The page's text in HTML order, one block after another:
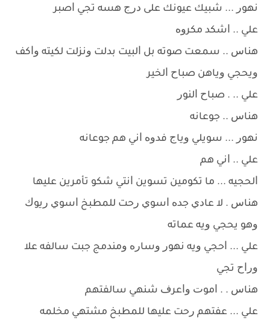
ﻧﻬﻮﺭ ... ﺷﺒﻴﻚ ﻋﻴﻮﻧﻚ ﻋﻠﻰ ﺩﺭﺝ ﻫﺴﻪ ﺗﺠﻲ ﺍﺻﺒﺮ
ﻋﻠﻲ .. ﺍﺷﻜﺪ ﻣﻜﺮﻭﻩ
ﻫﻨﺎﺱ .. ﺳﻤﻌﺖ ﺻﻮﺗﻪ ﺑﻞ ﺍﻟﺒﻴﺖ ﺑﺪﻟﺖ ﻭﻧﺰﻟﺖ ﻟﻜﻴﺘﻪ ﻭﺍﻛﻒ
ﻭﻳﺤﺠﻲ ﻭﻳﺎﻫﻦ ﺻﺒﺎﺡ ﺍﻟﺨﻴﺮ
ﻋﻠﻲ .. . ﺻﺒﺎﺡ ﺍﻟﻨﻮﺭ
ﻫﻨﺎﺱ .. ﺟﻮﻋﺎﻧﻪ
ﻧﻬﻮﺭ ... ﺳﻮﻳﻠﻲ ﻭﻳﺎﺝ ﻓﺪﻭﻩ ﺍﻧﻲ ﻫﻢ ﺟﻮﻋﺎﻧﻪ
ﻋﻠﻲ .. ﺍﻧﻲ ﻫﻢ
ﺍﻟﺤﺠﻴﻪ ... ﻣﺎ ﺗﻜﻮﻣﻴﻦ ﺗﺴﻮﻳﻦ ﺍﻧﺘﻲ ﺷﻜﻮ ﺗﺄﻣﺮﻳﻦ ﻋﻠﻴﻬﺎ
ﻫﻨﺎﺱ . ﻻ ﻋﺎﺩﻱ ﺟﺪﻩ ﺍﺳﻮﻱ ﺭﺣﺖ ﻟﻠﻤﻄﺒﺦ ﺍﺳﻮﻱ ﺭﻳﻮﻙ
ﻭﻫﻮ ﻳﺤﺠﻲ ﻭﻳﻪ ﻋﻤﺎﺗﻪ
ﻋﻠﻲ ... ﺍﺣﺠﻲ ﻭﻳﻪ ﻧﻬﻮﺭ ﻭﺳﺎﺭﻩ ﻭﻣﻨﺪﻣﺞ ﺟﺒﺖ ﺳﺎﻟﻔﻪ ﻋﻼ
ﻭﺭﺍﺡ ﺗﺠﻲ
ﻫﻨﺎﺱ . . ﺍﻣﻮﺕ ﻭﺍﻋﺮﻑ ﺷﻨﻬﻲ ﺳﺎﻟﻔﺘﻬﻢ
ﻋﻠﻲ ... ﻋﻔﺘﻬﻢ ﺭﺣﺖ ﻋﻠﻴﻬﺎ ﻟﻠﻤﻄﺒﺦ ﻣﺸﺘﻬﻲ ﻣﺨﻠﻤﻪ